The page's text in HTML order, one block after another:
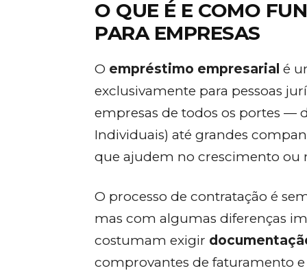
O QUE É E COMO
PARA EMPRESAS
O empréstimo empresarial é
exclusivamente para pessoas
empresas de todos os portes —
Individuais) até grandes
que ajudem no crescimento ou
O processo de contratação é
mas com algumas diferenças
costumam exigir
comprovantes de faturamento e